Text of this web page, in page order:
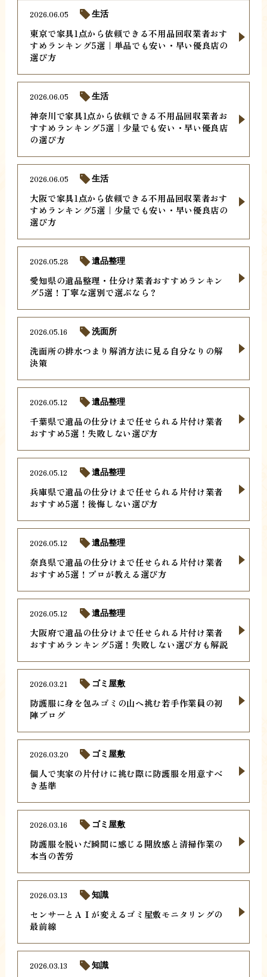
東京で家具1点から依頼できる不用品回収業者おす
すめランキング5選｜単品でも安い・早い優良店の
選び方
2026.06.05 生活
神奈川で家具1点から依頼できる不用品回収業者お
すすめランキング5選｜少量でも安い・早い優良店
の選び方
2026.06.05 生活
大阪で家具1点から依頼できる不用品回収業者おす
すめランキング5選｜少量でも安い・早い優良店の
選び方
2026.06.05 生活
愛知県の遺品整理・仕分け業者おすすめランキン
グ5選！丁寧な選別で選ぶなら？
2026.05.28 遺品整理
洗面所の排水つまり解消方法に見る自分なりの解
決策
2026.05.16 洗面所
千葉県で遺品の仕分けまで任せられる片付け業者
おすすめ5選！失敗しない選び方
2026.05.12 遺品整理
兵庫県で遺品の仕分けまで任せられる片付け業者
おすすめ5選！後悔しない選び方
2026.05.12 遺品整理
奈良県で遺品の仕分けまで任せられる片付け業者
おすすめ5選！プロが教える選び方
2026.05.12 遺品整理
大阪府で遺品の仕分けまで任せられる片付け業者
おすすめランキング5選！失敗しない選び方も解説
2026.05.12 遺品整理
防護服に身を包みゴミの山へ挑む若手作業員の初
陣ブログ
2026.03.21 ゴミ屋敷
個人で実家の片付けに挑む際に防護服を用意すべ
き基準
2026.03.20 ゴミ屋敷
防護服を脱いだ瞬間に感じる開放感と清掃作業の
本当の苦労
2026.03.16 ゴミ屋敷
センサーとＡＩが変えるゴミ屋敷モニタリングの
最前線
2026.03.13 知識
2026.03.13 知識